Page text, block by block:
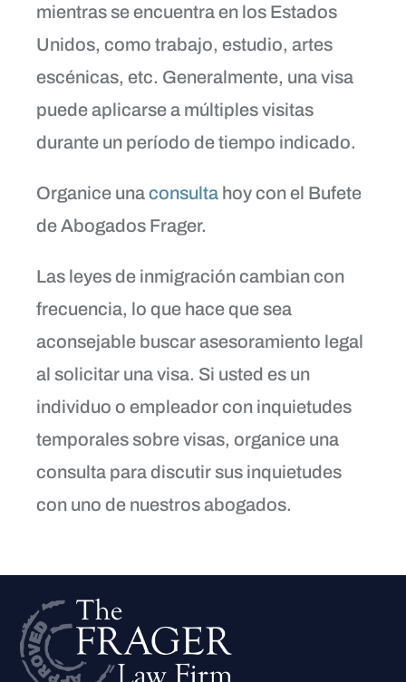
mientras se encuentra en los Estados
Unidos, como trabajo, estudio, artes
escénicas, etc. Generalmente, una visa
puede aplicarse a múltiples visitas
durante un período de tiempo indicado.
Organice unaconsulta hoy con el Bufete
de Abogados Frager.
Las leyes de inmigración cambian con
frecuencia, lo que hace que sea
aconsejable buscar asesoramiento legal
al solicitar una visa. Si usted es un
individuo o empleador con inquietudes
temporales sobre visas, organice una
consulta para discutir sus inquietudes
con uno de nuestros abogados.